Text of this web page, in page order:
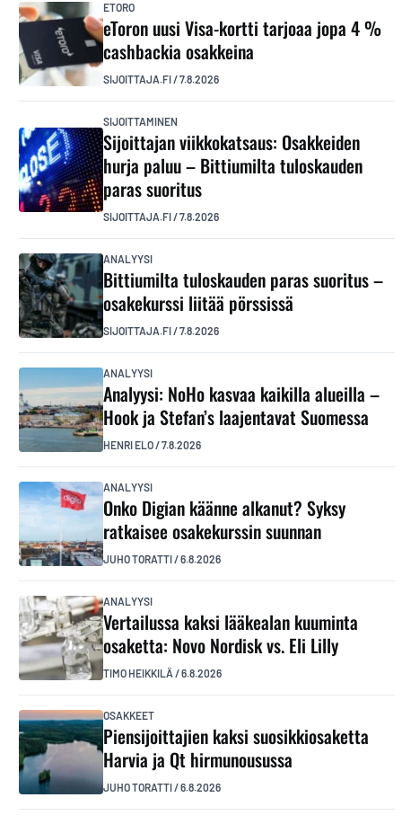
ETORO
eToron uusi Visa-kortti tarjoaa jopa 4 %
cashbackia osakkeina
SIJOITTAJA.FI/7.8.2026
SIJOITTAMINEN
Sijoittajan viikkokatsaus: Osakkeiden
hurja paluu – Bittiumilta tuloskauden
paras suoritus
SIJOITTAJA.FI/7.8.2026
ANALYYSI
Bittiumilta tuloskauden paras suoritus –
osakekurssi liitää pörssissä
SIJOITTAJA.FI/7.8.2026
ANALYYSI
Analyysi: NoHo kasvaa kaikilla alueilla –
Hook ja Stefan’s laajentavat Suomessa
HENRI ELO/7.8.2026
ANALYYSI
Onko Digian käänne alkanut? Syksy
ratkaisee osakekurssin suunnan
JUHO TORATTI/6.8.2026
ANALYYSI
Vertailussa kaksi lääkealan kuuminta
osaketta: Novo Nordisk vs. Eli Lilly
TIMO HEIKKILÄ /6.8.2026
OSAKKEET
Piensijoittajien kaksi suosikkiosaketta
Harvia ja Qt hirmunousussa
JUHO TORATTI/6.8.2026